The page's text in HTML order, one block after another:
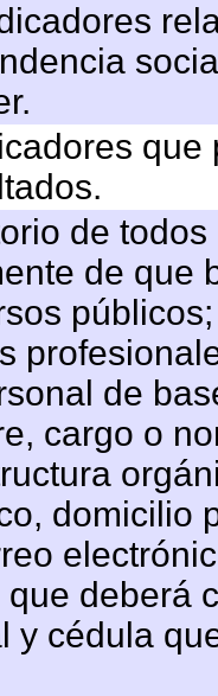
de
de que
de
cargo o
domicilio
deberá
y cédula